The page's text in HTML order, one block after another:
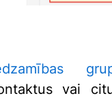
vai